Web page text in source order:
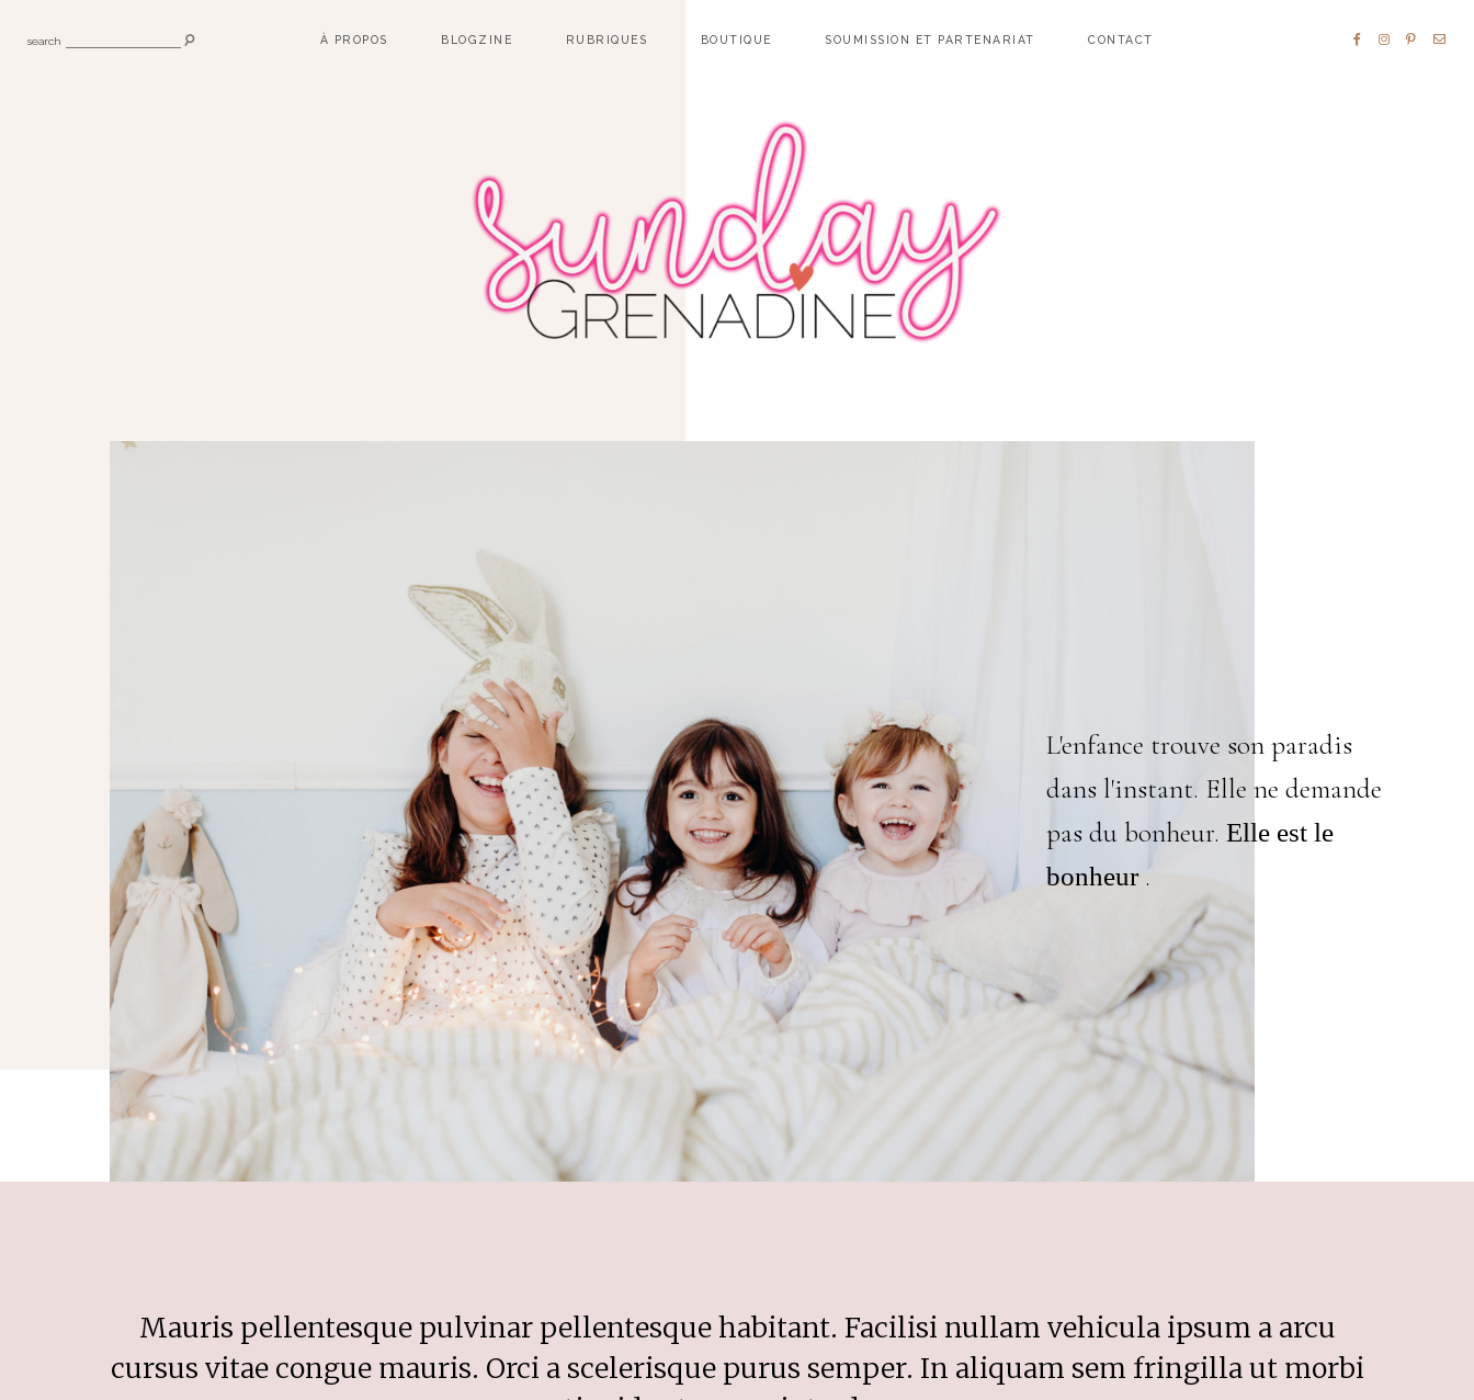
search À PROPOS BLOGZINE RUBRIQUES BOUTIQUE SOUMISSION ET PARTENARIAT CONTACT
L'enfance trouve son paradis
dans l'instant. Elle ne demande
pas du bonheur. Elle est le
bonheur .
Mauris pellentesque pulvinar pellentesque habitant. Facilisi nullam vehicula ipsum a arcu
cursus vitae congue mauris. Orci a scelerisque purus semper. In aliquam sem fringilla ut morbi